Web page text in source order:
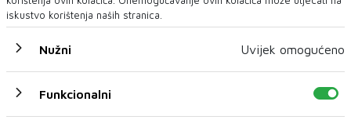
iskustvo korištenja naših stranica.
Nužni Uvijek omogućeno
Funkcionalni